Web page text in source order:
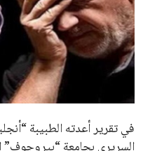
فن وثقافة
علوم وتكنولوجيا
المرأة والجمال
حوادث
في تقرير أعدته الطبيبة